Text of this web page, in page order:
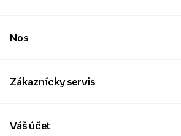
Nos
Zákaznícky servis
Váš účet